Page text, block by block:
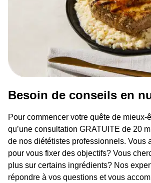
Besoin de conseils en
Pour commencer votre quête de mieux-
qu’une consultation GRATUITE de 20
de nos diététistes professionnels. Vous
pour vous fixer des objectifs? Vous
plus sur certains ingrédients? Nos
répondre à vos questions et vous